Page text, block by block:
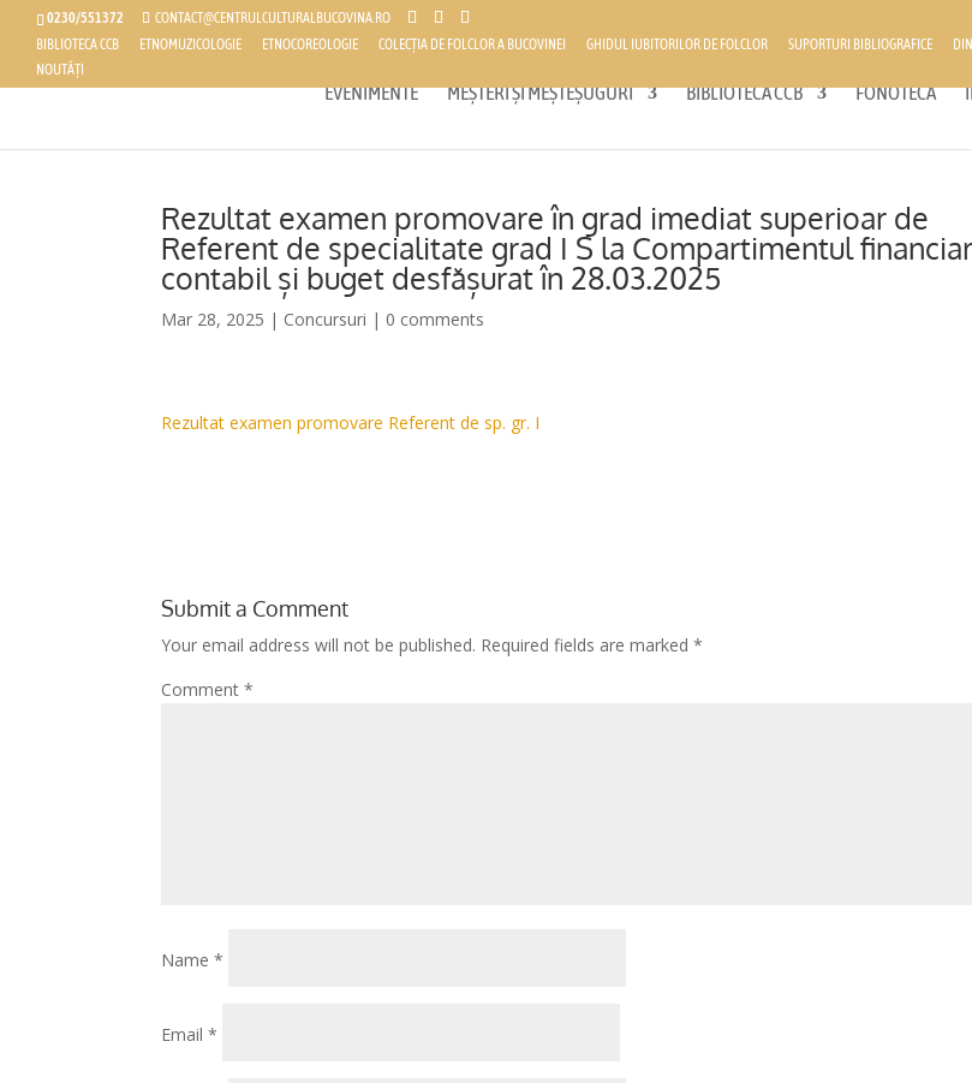
0230/551372
CONTACT@CENTRULCULTURALBUCOVINA.RO
BIBLIOTECA CCB
ETNOMUZICOLOGIE ETNOCOREOLOGIE COLECȚIA DE FOLCLOR A BUCOVINEI GHIDUL IUBITORILOR DE FOLCLOR SUPORTURI BIBLIOGRAFICE
NOUTĂȚI
EVENIMENTE MEȘTERI ȘI MEȘTEȘUGURI BIBLIOTECA CCB FONOTECĂ
Rezultat examen promovare în grad imediat superioar de
Referent de specialitate grad I S la Compartimentul
contabil și buget desfășurat în 28.03.2025
Mar 28, 2025 | Concursuri | 0 comments
Rezultat examen promovare Referent de sp. gr. I
Submit a Comment
Your email address will not be published. Required fields are marked*
Comment*
Name*
Email*